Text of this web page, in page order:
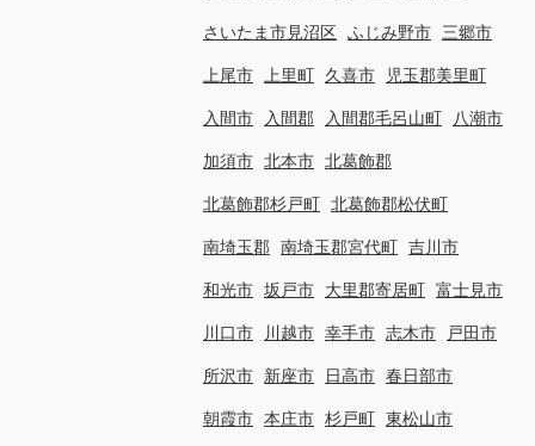
さいたま市見沼区 ふじみ野市 三郷市
上尾市 上里町 久喜市 児玉郡美里町
入間市 入間郡 入間郡毛呂山町 八潮市
加須市 北本市 北葛飾郡
北葛飾郡杉戸町 北葛飾郡松伏町
南埼玉郡 南埼玉郡宮代町 吉川市
和光市 坂戸市 大里郡寄居町 富士見市
川口市 川越市 幸手市 志木市 戸田市
所沢市 新座市 日高市 春日部市
朝霞市 本庄市 杉戸町 東松山市